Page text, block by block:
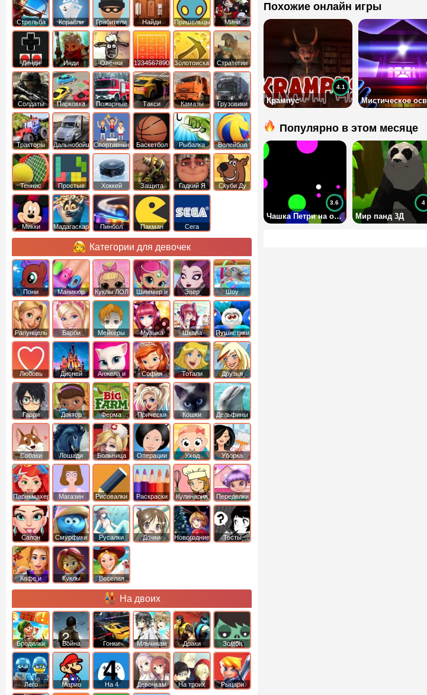
Похожие онлайн игры
Крампус
4.1
Популярно в этом месяце
Чашка Петри на одного
3.6
Мир панд 3Д
4
Cтрельба
из лука
Корабли Грабители
Найди
выход
Пришельцы Мини
Денди Инди
Овечки
идут домой
1234567890 ЗолотоискательСтратегии
Солдаты
Парковка
машин
Пожарные
машины
Такси Камазы Грузовики
Тракторы ДальнобойщикиСпортивные Баскетбол Рыбалка Волейбол
Теннис Простые Хоккей
Защита
башни
Гадкий Я Скуби Ду
Микки
Мадагаскар Пинбол Пакман Сега
Категории для девочек
Пони
креатор
Маникюр Куклы ЛОЛ
Шиммер и
Шайн
Эвер
Афтер Хай
Шоу
дельфинов
Рапунцель Барби Мейкеры Музыка Школа Пушистики
Любовь Дисней
Анжела и
том
София
Прекрасная
Тотали
Спайс
Друзья
ангелов
Гарри
Поттер
Доктор
Плюшева
Ферма Прически Кошки Дельфины
Собаки Лошади Больница Операции Уход Уборка
Парикмахер Магазин Рисовалки Раскраски Кулинария Переделки
Салон Смурфики Русалки Дочки Новогодние Тесты
Кафе и
Куклы
Веселая
На двоих
Бродилки Война Гонки Мльчикам Драки Зомби
Лего Марио На 4 Девочкам На троих Рыцари